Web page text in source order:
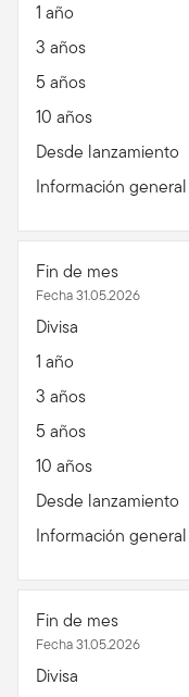
1 año
3 años
5 años
10 años
Desde lanzamiento
Información general
Fin de mes
Fecha 31.05.2026
Divisa
1 año
3 años
5 años
10 años
Desde lanzamiento
Información general
Fin de mes
Fecha 31.05.2026
Divisa